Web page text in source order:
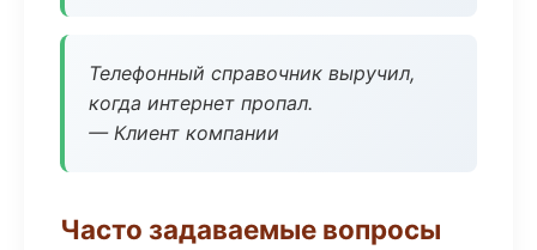
Телефонный справочник выручил,
когда интернет пропал.
— Клиент компании
Часто задаваемые вопросы